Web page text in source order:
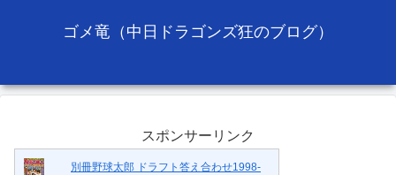
ゴメ竜（中日ドラゴンズ狂のブログ）
スポンサーリンク
別冊野球太郎 ドラフト答え合わせ1998-